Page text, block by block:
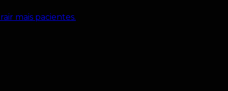
mais pacientes.